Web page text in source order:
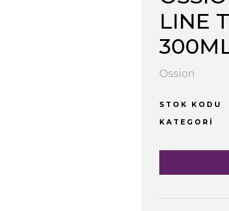
LINE
Ossion
STOK KODU
KATEGORI